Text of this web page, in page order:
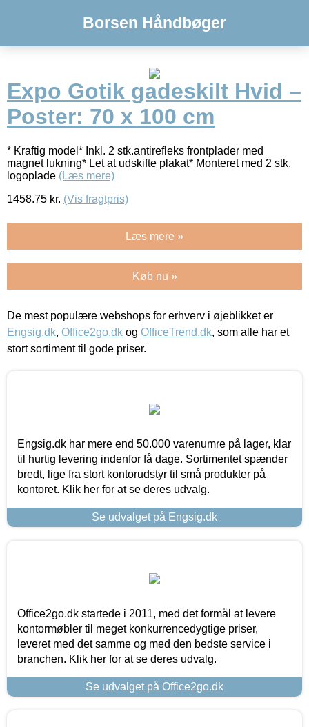
Borsen Håndbøger
Expo Gotik gadeskilt Hvid –
Poster: 70 x 100 cm
* Kraftig model* Inkl. 2 stk.antirefleks frontplader med
magnet lukning* Let at udskifte plakat* Monteret med 2 stk.
logoplade (Læs mere)
1458.75 kr. (Vis fragtpris)
Læs mere »
Køb nu »
De mest populære webshops for erhverv i øjeblikket er
Engsig.dk, Office2go.dk og OfficeTrend.dk, som alle har et
stort sortiment til gode priser.
Engsig.dk har mere end 50.000 varenumre på lager, klar
til hurtig levering indenfor få dage. Sortimentet spænder
bredt, lige fra stort kontorudstyr til små produkter på
kontoret. Klik her for at se deres udvalg.
Se udvalget på Engsig.dk
Office2go.dk startede i 2011, med det formål at levere
kontormøbler til meget konkurrencedygtige priser,
leveret med det samme og med den bedste service i
branchen. Klik her for at se deres udvalg.
Se udvalget på Office2go.dk